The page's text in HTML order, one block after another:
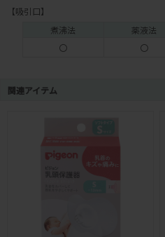
【吸引口】
煮沸法
薬液法
〇
〇
関連アイテム